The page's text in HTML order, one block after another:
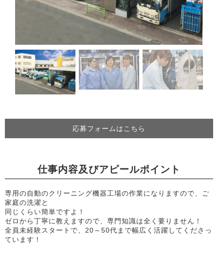
応募フォームはこちら
仕事内容及びアピールポイント
専用の自動のクリーニング機器工場の作業になりますので、ご
家庭の洗濯と
同じくらい簡単ですよ！
ゼロから丁寧に教えますので、専門知識は全く要りません！
全員未経験スタートで、20～50代まで幅広く活躍してくださっ
ています！